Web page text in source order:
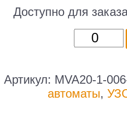
Доступно для
товара
IEK
Артикул: MVA20-1-
автоматы,